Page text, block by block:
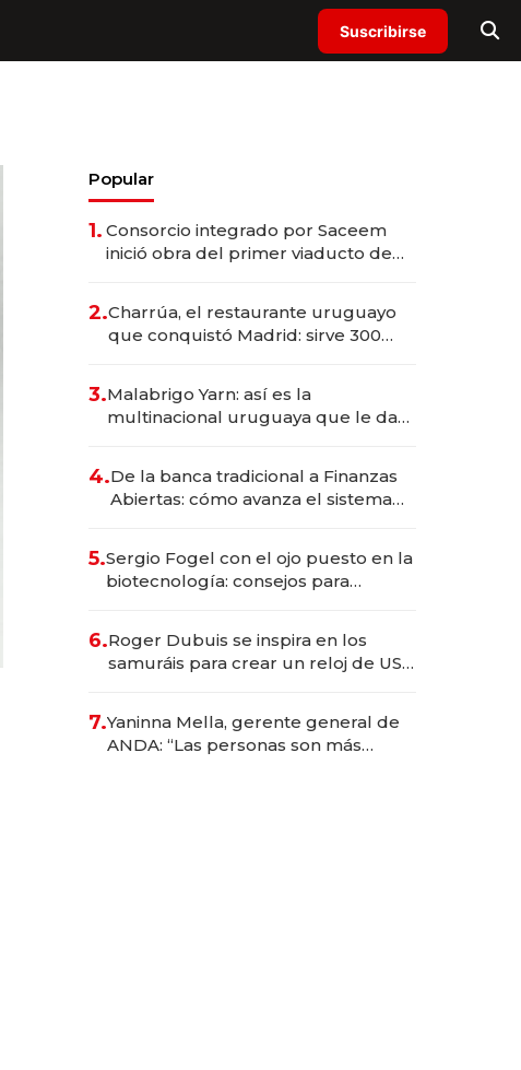
Suscribirse
Popular
1. Consorcio integrado por Saceem
inició obra del primer viaducto de
millones
2.Charrúa, el restaurante uruguayo
que conquistó Madrid: sirve 300
prepara apertura
3.Malabrigo Yarn: así es la
multinacional uruguaya que le da
4.De la banca tradicional a Finanzas
Abiertas: cómo avanza el sistema
5.Sergio Fogel con el ojo puesto en la
biotecnología: consejos para
6.Roger Dubuis se inspira en los
samuráis para crear un reloj de US$
7.Yaninna Mella, gerente general de
ANDA: “Las personas son más